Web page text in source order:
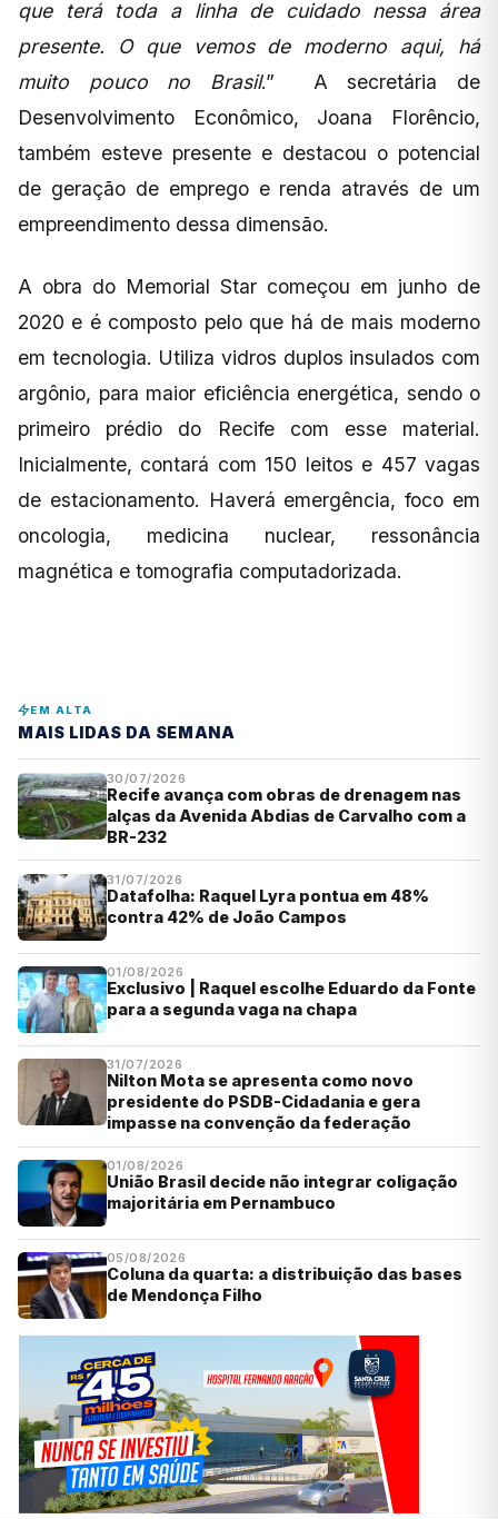
que terá toda a linha de cuidado nessa área
presente. O que vemos de moderno aqui, há
muito pouco no Brasil.” A secretária de
Desenvolvimento Econômico, Joana Florêncio,
também esteve presente e destacou o potencial
de geração de emprego e renda através de um
empreendimento dessa dimensão.
A obra do Memorial Star começou em junho de
2020 e é composto pelo que há de mais moderno
em tecnologia. Utiliza vidros duplos insulados com
argônio, para maior eficiência energética, sendo o
primeiro prédio do Recife com esse material.
Inicialmente, contará com 150 leitos e 457 vagas
de estacionamento. Haverá emergência, foco em
oncologia, medicina nuclear, ressonância
magnética e tomografia computadorizada.
EM ALTA
MAIS LIDAS DA SEMANA
30/07/2026
Recife avança com obras de drenagem nas
alças da Avenida Abdias de Carvalho com a
BR-232
31/07/2026
Datafolha: Raquel Lyra pontua em 48%
contra 42% de João Campos
01/08/2026
Exclusivo | Raquel escolhe Eduardo da Fonte
para a segunda vaga na chapa
31/07/2026
Nilton Mota se apresenta como novo
presidente do PSDB-Cidadania e gera
impasse na convenção da federação
01/08/2026
União Brasil decide não integrar coligação
majoritária em Pernambuco
05/08/2026
Coluna da quarta: a distribuição das bases
de Mendonça Filho